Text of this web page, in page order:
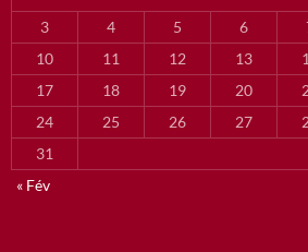
3
4 5 6
10
11 12 13
17
18 19 20
24
25 26 27
31
« Fév